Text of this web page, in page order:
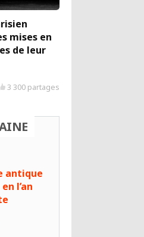
mises en
de leur
3 300 partages
antique
l’an